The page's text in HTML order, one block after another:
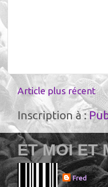
Article plus récent
Inscription à :
ET MOI ET
Fred